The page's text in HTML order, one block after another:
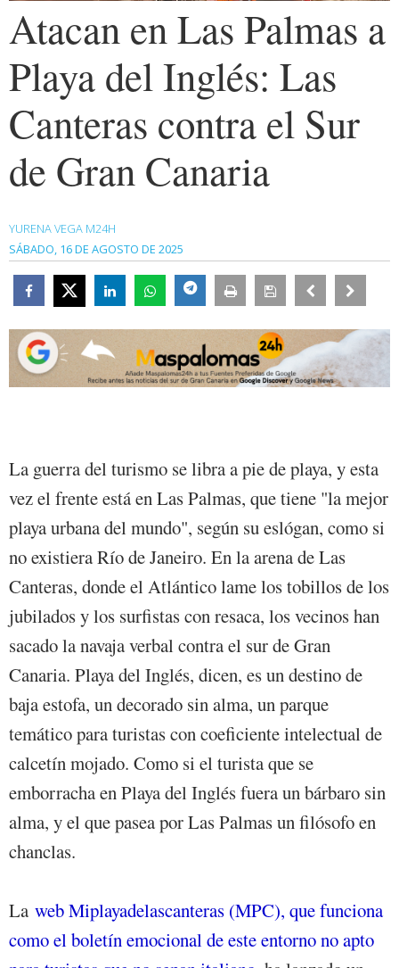
Atacan en Las Palmas a
Playa del Inglés: Las
Canteras contra el Sur
de Gran Canaria
YURENA VEGA M24H
SÁBADO, 16 DE AGOSTO DE 2025
La guerra del turismo se libra a pie de playa, y esta
vez el frente está en Las Palmas, que tiene "la mejor
playa urbana del mundo", según su eslógan, como si
no existiera Río de Janeiro. En la arena de Las
Canteras, donde el Atlántico lame los tobillos de los
jubilados y los surfistas con resaca, los vecinos han
sacado la navaja verbal contra el sur de Gran
Canaria. Playa del Inglés, dicen, es un destino de
baja estofa, un decorado sin alma, un parque
temático para turistas con coeficiente intelectual de
calcetín mojado. Como si el turista que se
emborracha en Playa del Inglés fuera un bárbaro sin
alma, y el que pasea por Las Palmas un filósofo en
chanclas.
La web Miplayadelascanteras (MPC), que funciona
como el boletín emocional de este entorno no apto